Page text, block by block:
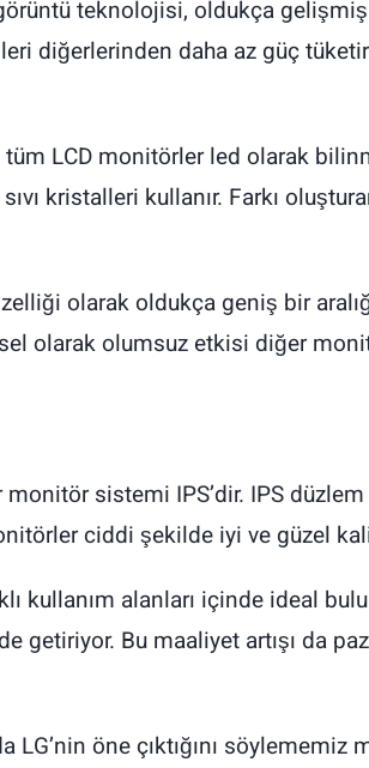
teknolojisi, oldukça
diğerlerinden daha az güç
LCD monitörler led olarak
kristalleri kullanır. Farkı
olarak oldukça geniş bir
olarak olumsuz etkisi diğer
monitör sistemi IPS’dir. IPS
ciddi şekilde iyi ve güzel
kullanım alanları içinde ideal
getiriyor. Bu maaliyet artışı da
öne çıktığını